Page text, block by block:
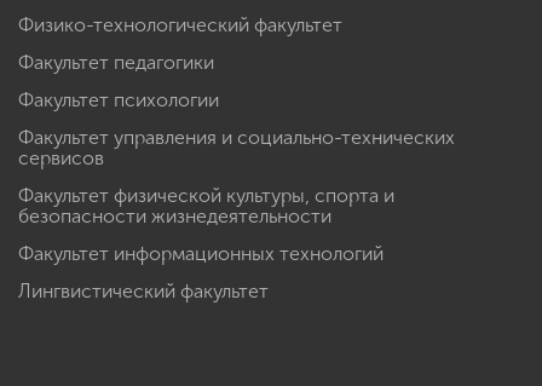
Физико-технологический факультет
Факультет педагогики
Факультет психологии
Факультет управления и социально-технических
сервисов
Факультет физической культуры, спорта и
безопасности жизнедеятельности
Факультет информационных технологий
Лингвистический факультет